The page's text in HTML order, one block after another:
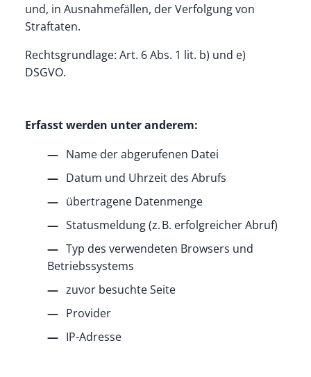
und, in Ausnahmefällen, der Verfolgung von
Straftaten.
Rechtsgrundlage: Art. 6 Abs. 1 lit. b) und e)
DSGVO.
Erfasst werden unter anderem:
Name der abgerufenen Datei
Datum und Uhrzeit des Abrufs
übertragene Datenmenge
Statusmeldung (z. B. erfolgreicher Abruf)
Typ des verwendeten Browsers und
Betriebssystems
zuvor besuchte Seite
Provider
IP-Adresse